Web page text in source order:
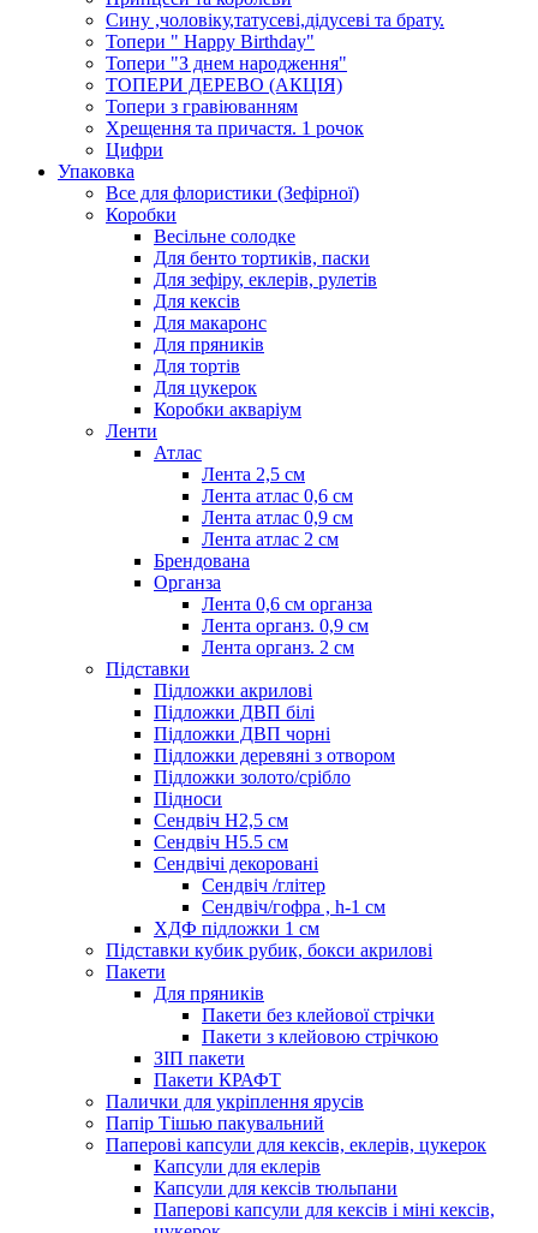
Сину ,чоловіку,татусеві,дідусеві та брату.
Топери " Happy Birthday"
Топери "З днем народження"
ТОПЕРИ ДЕРЕВО (АКЦІЯ)
Топери з гравіюванням
Хрещення та причастя. 1 рочок
Цифри
Упаковка
Все для флористики (Зефірної)
Коробки
Весільне солодке
Для бенто тортиків, паски
Для зефіру, еклерів, рулетів
Для кексів
Для макаронс
Для пряників
Для тортів
Для цукерок
Коробки акваріум
Ленти
Атлас
Лента 2,5 см
Лента атлас 0,6 см
Лента атлас 0,9 см
Лента атлас 2 см
Брендована
Органза
Лента 0,6 см органза
Лента органз. 0,9 см
Лента органз. 2 см
Підставки
Підложки акрилові
Підложки ДВП білі
Підложки ДВП чорні
Підложки деревяні з отвором
Підложки золото/срібло
Підноси
Сендвіч H2,5 см
Сендвіч H5.5 см
Сендвічі декоровані
Сендвіч /глітер
Сендвіч/гофра , h-1 см
ХДФ підложки 1 см
Підставки кубик рубик, бокси акрилові
Пакети
Для пряників
Пакети без клейової стрічки
Пакети з клейовою стрічкою
ЗІП пакети
Пакети КРАФТ
Палички для укріплення ярусів
Папір Тішью пакувальний
Паперові капсули для кексів, еклерів, цукерок
Капсули для еклерів
Капсули для кексів тюльпани
Паперові капсули для кексів і міні кексів,